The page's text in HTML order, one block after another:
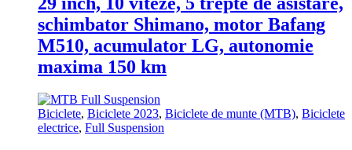
schimbator Shimano, motor Bafang
M510, acumulator LG, autonomie
maxima 150 km
Biciclete, Biciclete 2023, Biciclete de munte (MTB), Biciclete
electrice, Full Suspension